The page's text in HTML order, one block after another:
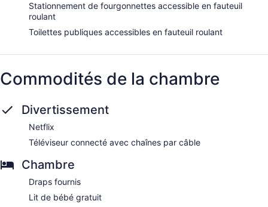
Stationnement de fourgonnettes accessible en fauteuil
roulant
Toilettes publiques accessibles en fauteuil roulant
Commodités de la chambre
Divertissement
Netflix
Téléviseur connecté avec chaînes par câble
Chambre
Draps fournis
Lit de bébé gratuit